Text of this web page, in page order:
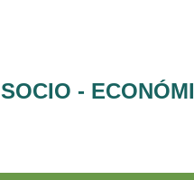
SOCIO -